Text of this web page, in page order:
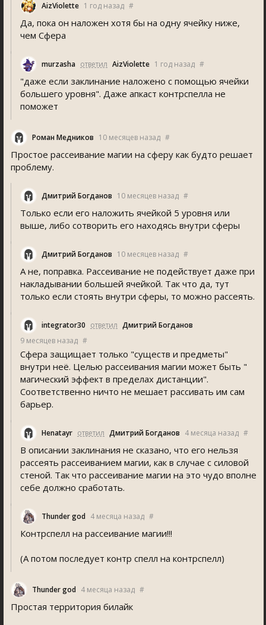
AizViolette 1 год назад #
Да, пока он наложен хотя бы на одну ячейку ниже,
чем Сфера
murzasha ответил AizViolette 1 год назад #
"даже если заклинание наложено с помощью ячейки
большего уровня". Даже апкаст контрспелла не
поможет
Роман Медников 10 месяцев назад #
Простое рассеивание магии на сферу как будто решает
проблему.
Дмитрий Богданов 10 месяцев назад #
Только если его наложить ячейкой 5 уровня или
выше, либо сотворить его находясь внутри сферы
Дмитрий Богданов 10 месяцев назад #
А не, поправка. Рассеивание не подействует даже при
накладывании большей ячейкой. Так что да, тут
только если стоять внутри сферы, то можно рассеять.
integrator30 ответил Дмитрий Богданов
9 месяцев назад #
Сфера защищает только "существ и предметы"
внутри неё. Целью рассеивания магии может быть "
магический эффект в пределах дистанции".
Соответственно ничто не мешает рассивать им сам
барьер.
Henatayr ответил Дмитрий Богданов 4 месяца назад #
В описании заклинания не сказано, что его нельзя
рассеять рассеиванием магии, как в случае с силовой
стеной. Так что рассеивание магии на это чудо вполне
себе должно сработать.
Thunder god 4 месяца назад #
Контрспелл на рассеивание магии!!!
(А потом последует контр спелл на контрспелл)
Thunder god 4 месяца назад #
Простая территория билайк